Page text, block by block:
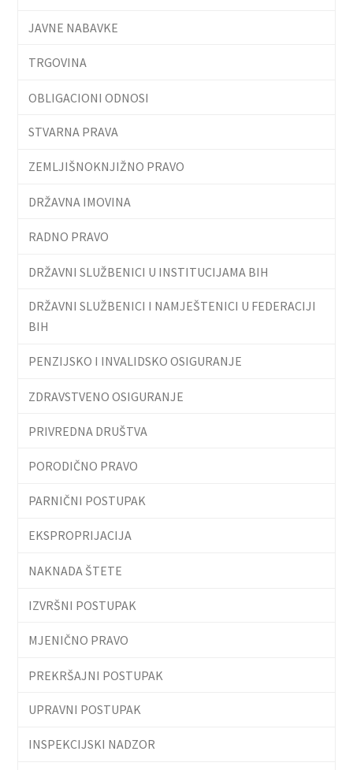
JAVNE NABAVKE
TRGOVINA
OBLIGACIONI ODNOSI
STVARNA PRAVA
ZEMLJIŠNOKNJIŽNO PRAVO
DRŽAVNA IMOVINA
RADNO PRAVO
DRŽAVNI SLUŽBENICI U INSTITUCIJAMA BIH
DRŽAVNI SLUŽBENICI I NAMJEŠTENICI U FEDERACIJI
BIH
PENZIJSKO I INVALIDSKO OSIGURANJE
ZDRAVSTVENO OSIGURANJE
PRIVREDNA DRUŠTVA
PORODIČNO PRAVO
PARNIČNI POSTUPAK
EKSPROPRIJACIJA
NAKNADA ŠTETE
IZVRŠNI POSTUPAK
MJENIČNO PRAVO
PREKRŠAJNI POSTUPAK
UPRAVNI POSTUPAK
INSPEKCIJSKI NADZOR